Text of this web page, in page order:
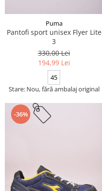
Puma
Pantofi sport unisex Flyer Lite
3
330,00 Lei
194,99 Lei
45
Stare: Nou, fără ambalaj original
-36%